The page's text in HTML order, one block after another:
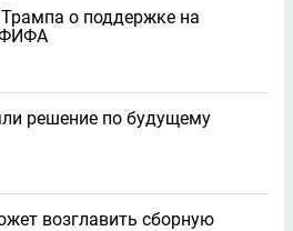
о поддержке на
ФИФА
решение по будущему
возглавить сборную